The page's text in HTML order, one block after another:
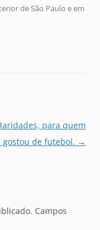
de São Paulo e em
para quem
gostou de futebol. →
Campos